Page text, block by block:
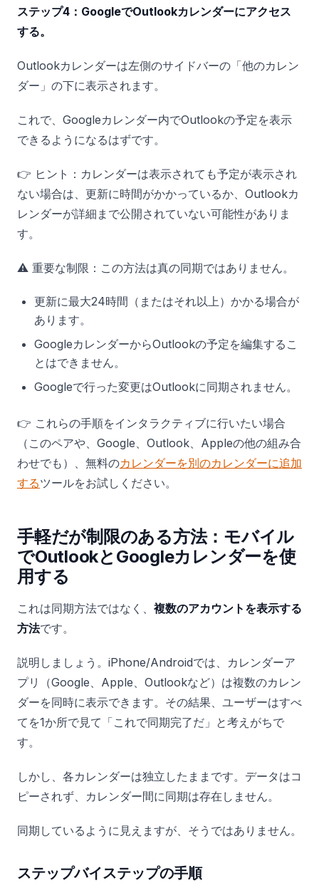
ステップ4：GoogleでOutlookカレンダーにアクセス
する。
Outlookカレンダーは左側のサイドバーの「他のカレン
ダー」の下に表示されます。
これで、Googleカレンダー内でOutlookの予定を表示
できるようになるはずです。
👉 ヒント：カレンダーは表示されても予定が表示され
ない場合は、更新に時間がかかっているか、Outlookカ
レンダーが詳細まで公開されていない可能性がありま
す。
⚠️ 重要な制限：この方法は真の同期ではありません。
更新に最大24時間（またはそれ以上）かかる場合が
あります。
GoogleカレンダーからOutlookの予定を編集するこ
とはできません。
Googleで行った変更はOutlookに同期されません。
👉 これらの手順をインタラクティブに行いたい場合
（このペアや、Google、Outlook、Appleの他の組み合
わせでも）、無料のカレンダーを別のカレンダーに追加
するツールをお試しください。
手軽だが制限のある方法：モバイル
でOutlookとGoogleカレンダーを使
用する
これは同期方法ではなく、 複数のアカウントを表示する
方法です。
説明しましょう。iPhone/Androidでは、カレンダーア
プリ（Google、Apple、Outlookなど）は複数のカレン
ダーを同時に表示できます。その結果、ユーザーはすべ
てを1か所で見て「これで同期完了だ」と考えがちで
す。
しかし、各カレンダーは独立したままです。データはコ
ピーされず、カレンダー間に同期は存在しません。
同期しているように見えますが、そうではありません。
ステップバイステップの手順